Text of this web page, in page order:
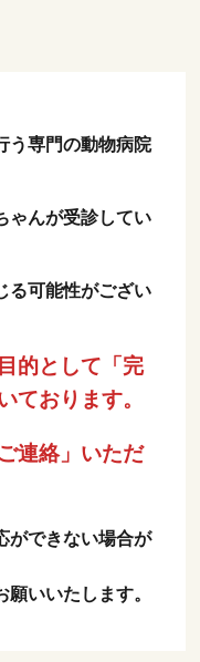
う専門の動物病院
ゃんが受診してい
る可能性がござい
的として「完
ております。
連絡」いただ
ができない場合が
いいたします。